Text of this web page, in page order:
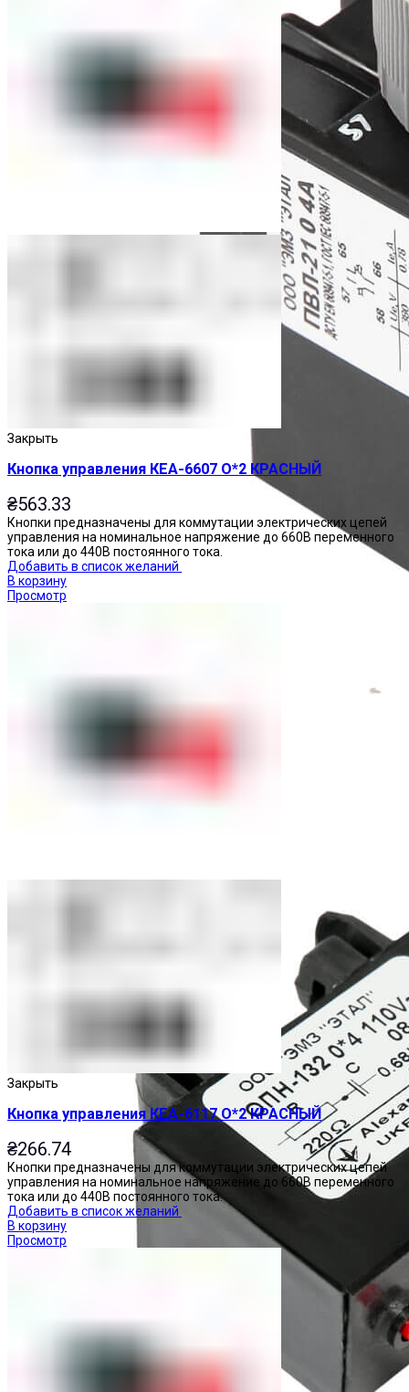
Приставки выдержки времени
Закрыть
Кнопка управления КЕА-6607 О*2 КРАСНЫЙ
₴563.33
Кнопки предназначены для коммутации электрических цепей
управления на номинальное напряжение до 660В переменного
тока или до 440В постоянного тока.
Добавить в список желаний
В корзину
Просмотр
Закрыть
Кнопка управления КЕА-6117 О*2 КРАСНЫЙ
₴266.74
Кнопки предназначены для коммутации электрических цепей
управления на номинальное напряжение до 660В переменного
тока или до 440В постоянного тока.
Добавить в список желаний
В корзину
Просмотр